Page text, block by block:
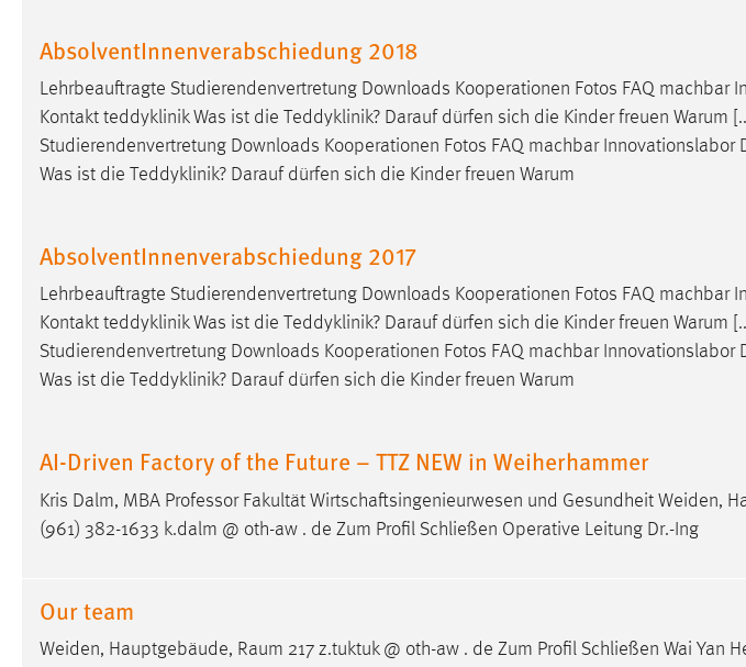
AbsolventInnenverabschiedung 2018
Lehrbeauftragte Studierendenvertretung Downloads Kooperationen Fotos FAQ machbar
Kontakt teddyklinik Was ist die Teddyklinik? Darauf dürfen sich die Kinder freuen Warum
Studierendenvertretung Downloads Kooperationen Fotos FAQ machbar Innovationslabor
Was ist die Teddyklinik? Darauf dürfen sich die Kinder freuen Warum
AbsolventInnenverabschiedung 2017
Lehrbeauftragte Studierendenvertretung Downloads Kooperationen Fotos FAQ machbar
Kontakt teddyklinik Was ist die Teddyklinik? Darauf dürfen sich die Kinder freuen Warum
Studierendenvertretung Downloads Kooperationen Fotos FAQ machbar Innovationslabor
Was ist die Teddyklinik? Darauf dürfen sich die Kinder freuen Warum
AI-Driven Factory of the Future – TTZ NEW in Weiherhammer
Kris Dalm, MBA Professor Fakultät Wirtschaftsingenieurwesen und Gesundheit Weiden,
(961) 382-1633 k.dalm @ oth-aw . de Zum Profil Schließen Operative Leitung Dr.-Ing
Our team
Weiden, Hauptgebäude, Raum 217 z.tuktuk @ oth-aw . de Zum Profil Schließen Wai Yan
Cookie Laufzeit:
Facebook Pixel
Name: _fbp
Zweck: Conversion-Tracking
Cookie Laufzeit:
Plattformen anzeigen zu können, werden von diesen
YouTube
Vimeo